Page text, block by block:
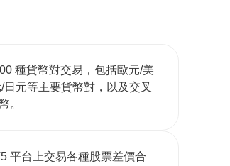
種貨幣對交易，包括歐元/美
元等主要貨幣對，以及交叉
。
平台上交易各種股票差價合